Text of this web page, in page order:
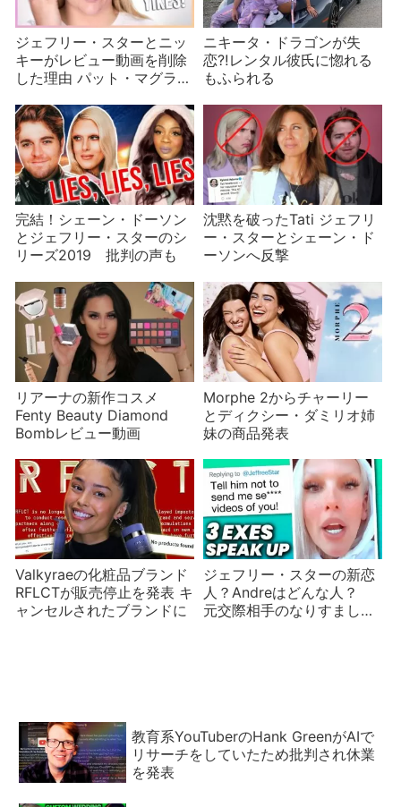
ジェフリー・スターとニッ
キーがレビュー動画を削除
した理由 パット・マグラス
ニキータ・ドラゴンが失
恋⁈レンタル彼氏に惚れる
もふられる
完結！シェーン・ドーソン
とジェフリー・スターのシ
リーズ2019 批判の声も
沈黙を破ったTati ジェフリ
ー・スターとシェーン・ド
ーソンへ反撃
リアーナの新作コスメ
Fenty Beauty Diamond
Bombレビュー動画
Morphe 2からチャーリー
とディクシー・ダミリオ姉
妹の商品発表
Valkyraeの化粧品ブランド
RFLCTが販売停止を発表 キ
ャンセルされたブランドに
ジェフリー・スターの新恋
人？Andreはどんな人？
元交際相手のなりすまし事
教育系YouTuberのHank GreenがAIで
リサーチをしていたため批判され休業
を発表